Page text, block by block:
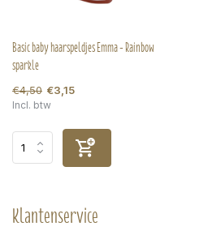
Basic baby haarspeldjes Emma - Rainbow
sparkle
€4,50 €3,15
Incl. btw
Klantenservice